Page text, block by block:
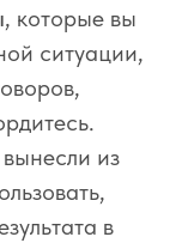
, которые вы
ситуации,
из
в